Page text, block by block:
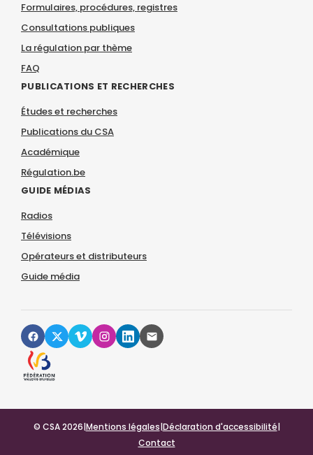
Formulaires, procédures, registres
Consultations publiques
La régulation par thème
FAQ
PUBLICATIONS ET RECHERCHES
Études et recherches
Publications du CSA
Académique
Régulation.be
GUIDE MÉDIAS
Radios
Télévisions
Opérateurs et distributeurs
Guide média
© CSA 2026|Mentions légales|Déclaration d'accessibilité|
Contact